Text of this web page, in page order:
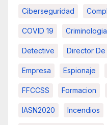
Ciberseguridad
COVID 19 Criminologia
Detective Director
Empresa Espionaje
FFCCSS Formacion
IASN2020 Incendios